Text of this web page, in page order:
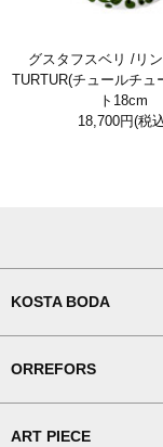
グスタフスベリ /リ
TURTUR(チュールチュ
ト18cm
18,700円(税
KOSTA BODA
ORREFORS
ART PIECE